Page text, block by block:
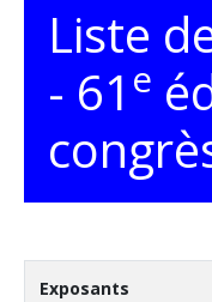
Liste
- 61 e
Exposants